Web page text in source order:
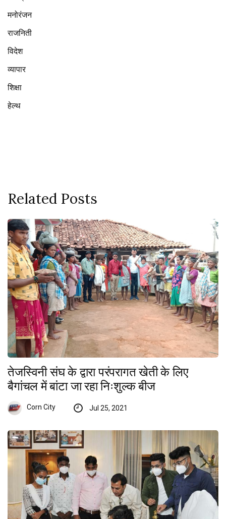
मनोरंजन
राजनिती
विदेश
व्यापार
शिक्षा
हेल्थ
Related Posts
तेजस्विनी संघ के द्वारा परंपरागत खेती के लिए
बैगांचल में बांटा जा रहा निःशुल्क बीज
Corn City Jul 25, 2021